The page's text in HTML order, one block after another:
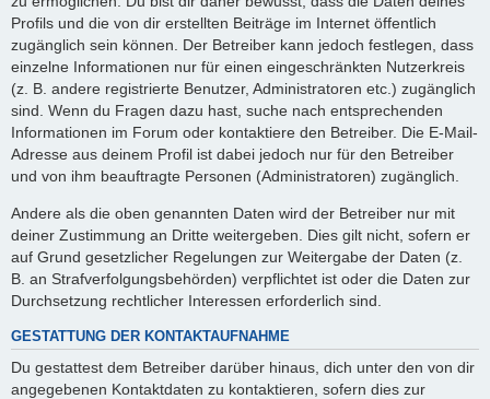
Profils und die von dir erstellten Beiträge im Internet öffentlich
zugänglich sein können. Der Betreiber kann jedoch festlegen, dass
einzelne Informationen nur für einen eingeschränkten Nutzerkreis
(z. B. andere registrierte Benutzer, Administratoren etc.) zugänglich
sind. Wenn du Fragen dazu hast, suche nach entsprechenden
Informationen im Forum oder kontaktiere den Betreiber. Die E-Mail-
Adresse aus deinem Profil ist dabei jedoch nur für den Betreiber
und von ihm beauftragte Personen (Administratoren) zugänglich.
Andere als die oben genannten Daten wird der Betreiber nur mit
deiner Zustimmung an Dritte weitergeben. Dies gilt nicht, sofern er
auf Grund gesetzlicher Regelungen zur Weitergabe der Daten (z.
B. an Strafverfolgungsbehörden) verpflichtet ist oder die Daten zur
Durchsetzung rechtlicher Interessen erforderlich sind.
GESTATTUNG DER KONTAKTAUFNAHME
Du gestattest dem Betreiber darüber hinaus, dich unter den von dir
angegebenen Kontaktdaten zu kontaktieren, sofern dies zur